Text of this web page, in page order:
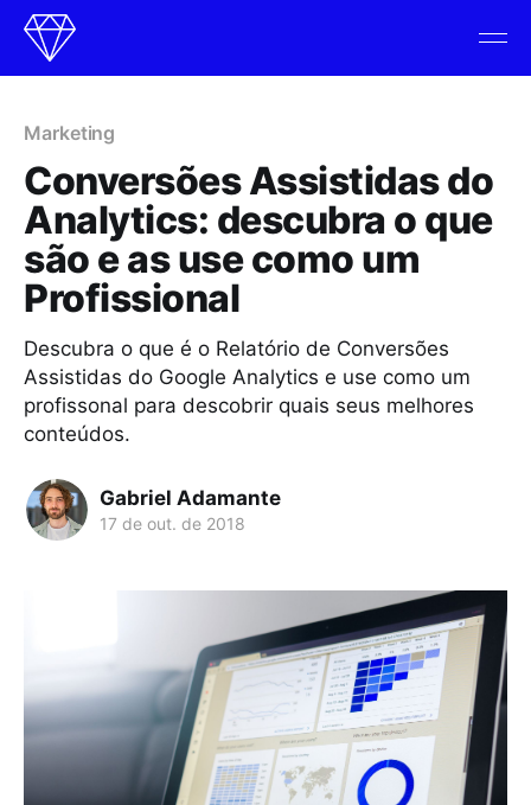
Marketing
Conversões Assistidas do
Analytics: descubra o que
são e as use como um
Profissional
Descubra o que é o Relatório de Conversões
Assistidas do Google Analytics e use como um
profissonal para descobrir quais seus melhores
conteúdos.
Gabriel Adamante
17 de out. de 2018